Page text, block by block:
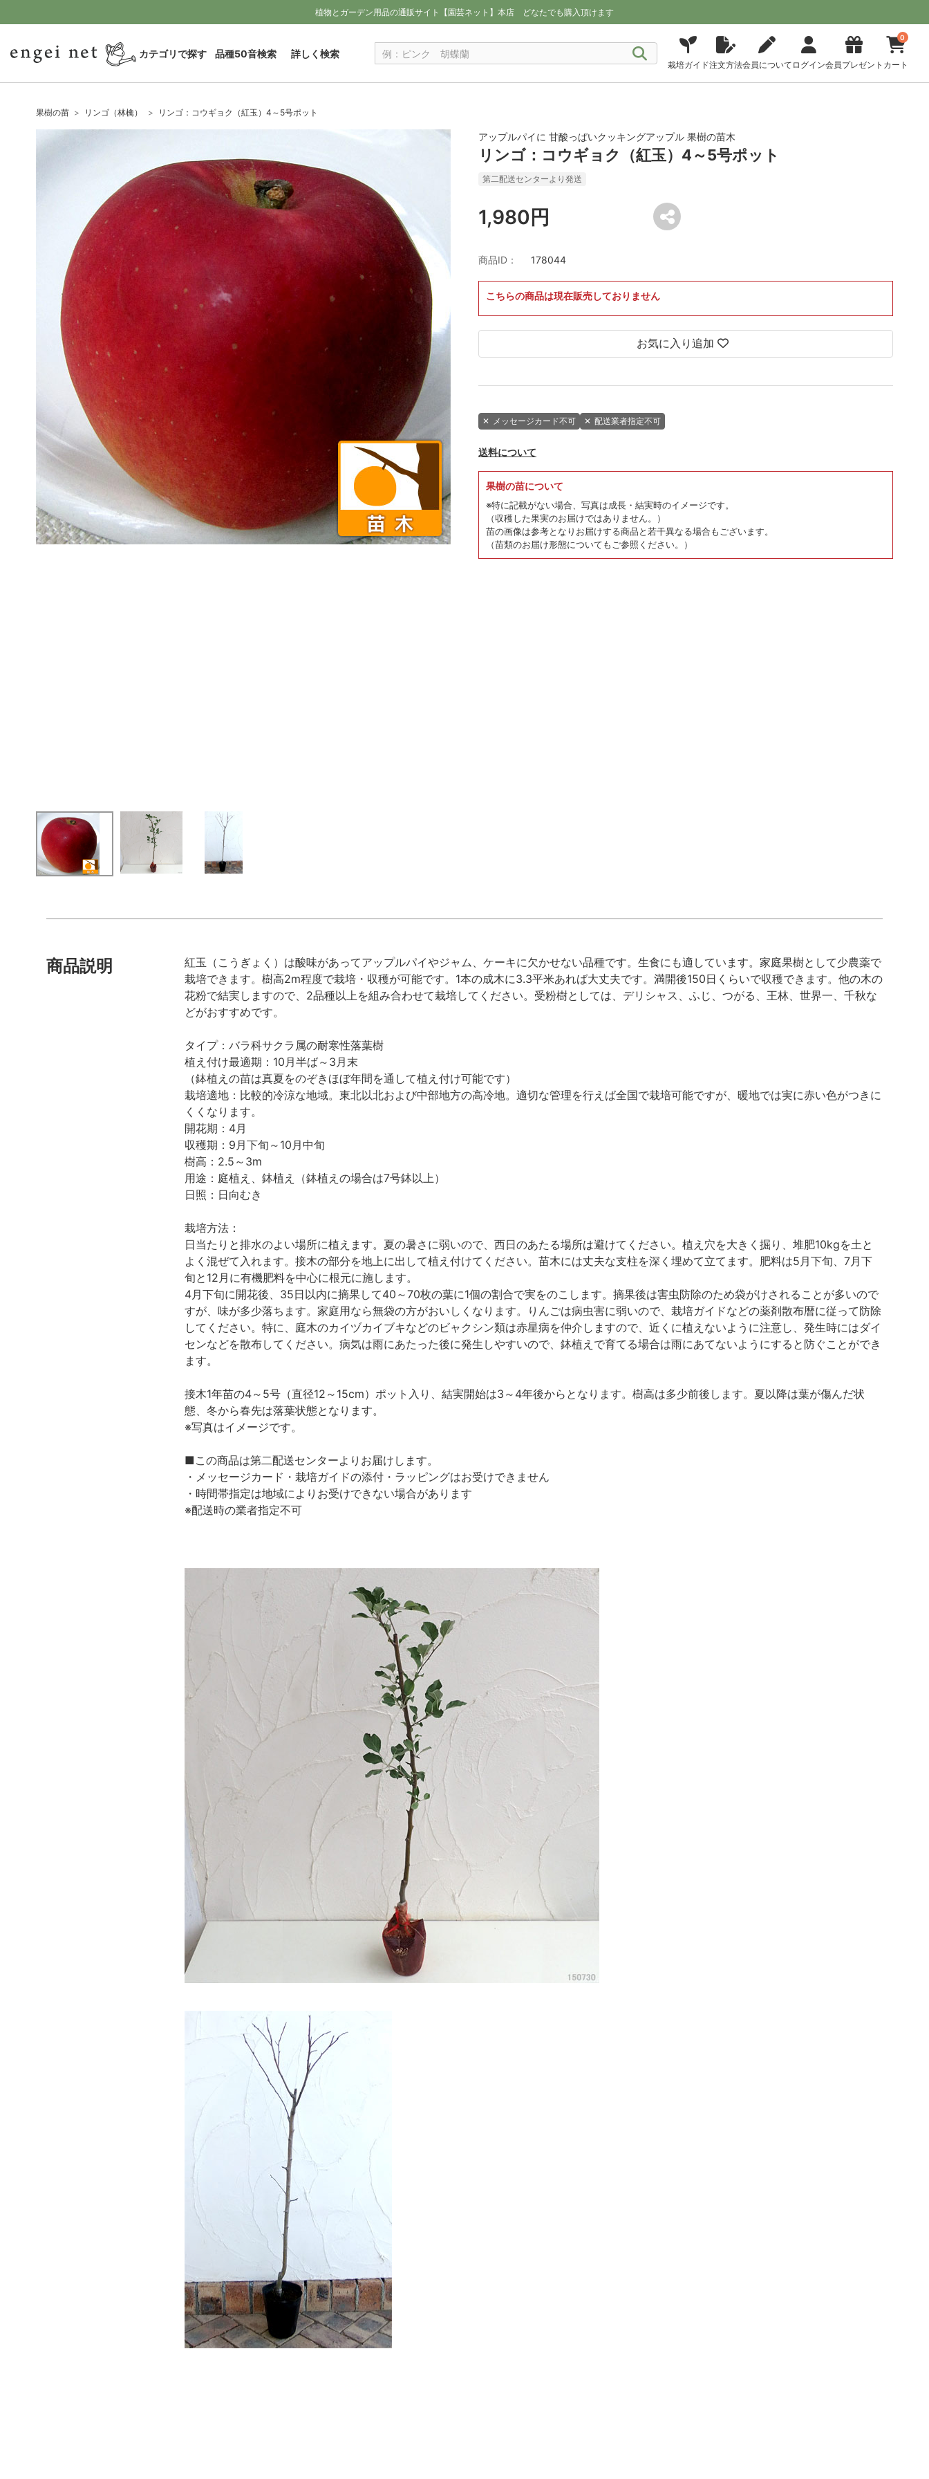
植物とガーデン用品の通販サイト【園芸ネット】本店 どなたでも購入頂けます
カテゴリで探す 品種50音検索 詳しく検索
栽培ガイド注文方法会員について ログイン会員プレゼント
0
カート
果樹の苗 リンゴ（林檎） リンゴ：コウギョク（紅玉）4～5号ポット
アップルパイに 甘酸っぱいクッキングアップル 果樹の苗木
リンゴ：コウギョク（紅玉）4～5号ポット
第二配送センターより発送
1,980円
商品ID： 178044
こちらの商品は現在販売しておりません
お気に入り追加
✕ メッセージカード不可 ✕ 配送業者指定不可
送料について
果樹の苗について
※特に記載がない場合、写真は成長・結実時のイメージです。
（収穫した果実のお届けではありません。）
苗の画像は参考となりお届けする商品と若干異なる場合もございます。
（苗類のお届け形態についてもご参照ください。）
商品説明
紅玉（こうぎょく）は酸味があってアップルパイやジャム、ケーキに欠かせない品種です。生食にも適しています。家庭果樹として少農薬で
栽培できます。樹高2m程度で栽培・収穫が可能です。1本の成木に3.3平米あれば大丈夫です。満開後150日くらいで収穫できます。他の木の
花粉で結実しますので、2品種以上を組み合わせて栽培してください。受粉樹としては、デリシャス、ふじ、つがる、王林、世界一、千秋な
どがおすすめです。
タイプ：バラ科サクラ属の耐寒性落葉樹
植え付け最適期：10月半ば～3月末
（鉢植えの苗は真夏をのぞきほぼ年間を通して植え付け可能です）
栽培適地：比較的冷涼な地域。東北以北および中部地方の高冷地。適切な管理を行えば全国で栽培可能ですが、暖地では実に赤い色がつきに
くくなります。
開花期：4月
収穫期：9月下旬～10月中旬
樹高：2.5～3m
用途：庭植え、鉢植え（鉢植えの場合は7号鉢以上）
日照：日向むき
栽培方法：
日当たりと排水のよい場所に植えます。夏の暑さに弱いので、西日のあたる場所は避けてください。植え穴を大きく掘り、堆肥10kgを土と
よく混ぜて入れます。接木の部分を地上に出して植え付けてください。苗木には丈夫な支柱を深く埋めて立てます。肥料は5月下旬、7月下
旬と12月に有機肥料を中心に根元に施します。
4月下旬に開花後、35日以内に摘果して40～70枚の葉に1個の割合で実をのこします。摘果後は害虫防除のため袋がけされることが多いので
すが、味が多少落ちます。家庭用なら無袋の方がおいしくなります。りんごは病虫害に弱いので、栽培ガイドなどの薬剤散布暦に従って防除
してください。特に、庭木のカイヅカイブキなどのビャクシン類は赤星病を仲介しますので、近くに植えないように注意し、発生時にはダイ
センなどを散布してください。病気は雨にあたった後に発生しやすいので、鉢植えで育てる場合は雨にあてないようにすると防ぐことができ
ます。
接木1年苗の4～5号（直径12～15cm）ポット入り、結実開始は3～4年後からとなります。樹高は多少前後します。夏以降は葉が傷んだ状
態、冬から春先は落葉状態となります。
※写真はイメージです。
■この商品は第二配送センターよりお届けします。
・メッセージカード・栽培ガイドの添付・ラッピングはお受けできません
・時間帯指定は地域によりお受けできない場合があります
※配送時の業者指定不可